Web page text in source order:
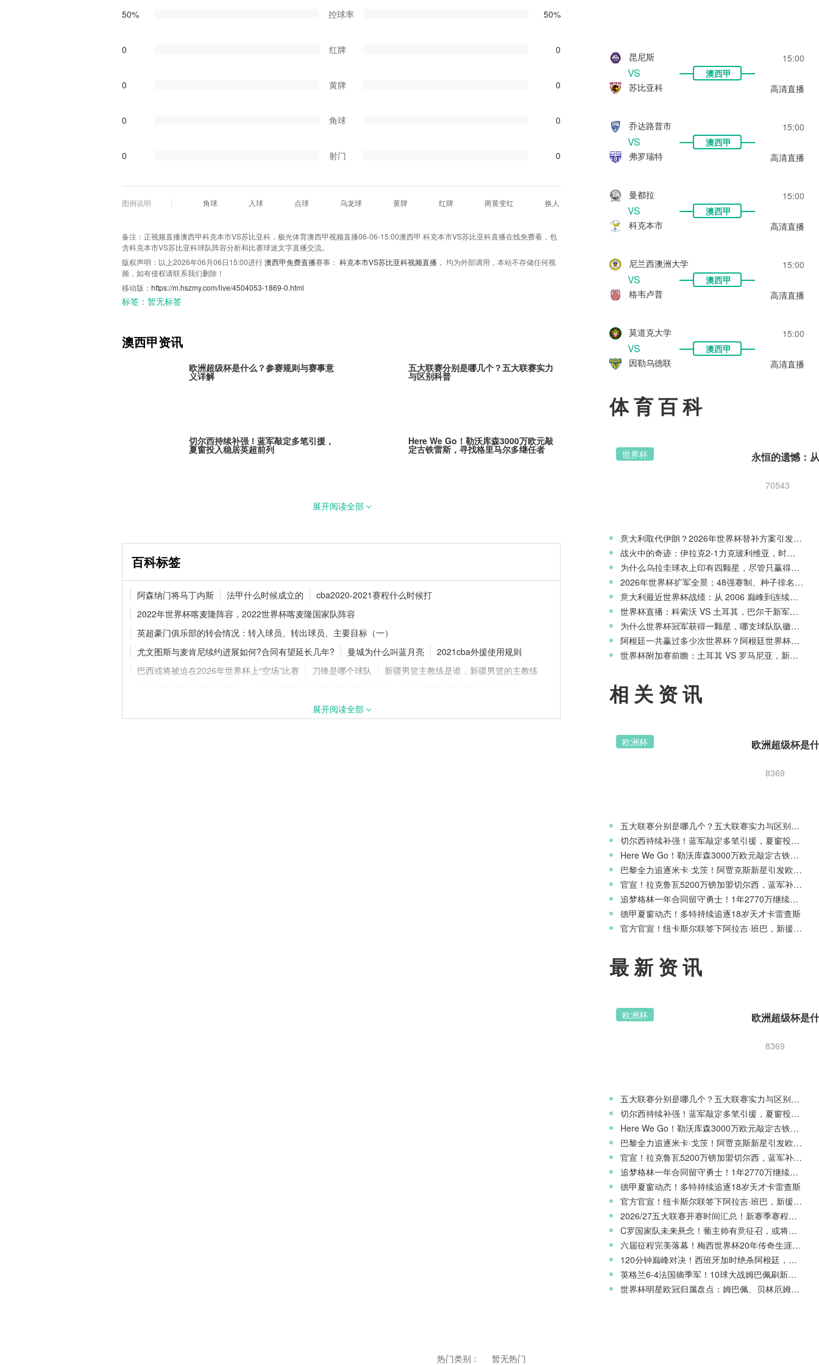
50% 控球率 50%
0 红牌 0
0 黄牌 0
0 角球 0
0 射门 0
图例说明 角球 入球 点球 乌龙球 黄牌 红牌 两黄变红 换人
备注：正视频直播澳西甲科克本市VS苏比亚科，极光体育澳西甲视频直播06-06-15:00澳西甲 科克本市VS苏比亚科直播在线免费看，包
含科克本市VS苏比亚科球队阵容分析和比赛球迷文字直播交流。
版权声明：以上2026年06月06日15:00进行澳西甲免费直播赛事： 科克本市VS苏比亚科视频直播 ， 均为外部调用，本站不存储任何视
频，如有侵权请联系我们删除！
移动版： https://m.hszmy.com/live/4504053-1869-0.html
标签： 暂无标签
澳西甲资讯
欧洲超级杯是什么？参赛规则与赛事意
义详解
五大联赛分别是哪几个？五大联赛实力
与区别科普
切尔西持续补强！蓝军敲定多笔引援，
夏窗投入稳居英超前列
Here We Go！勒沃库森3000万欧元敲
定古铁雷斯，寻找格里马尔多继任者
巴黎全力追逐米卡·戈茨！阿贾克斯新星
追梦格林一年合同留守勇士！1年2770万
继续搭档库里 卡雷查斯
官方官宣！纽卡斯尔联签下阿拉吉·班
巴，新援身披8号战袍
2026/27五大联赛开赛时间汇总！新赛季
赛程官宣
展开阅读全部
百科标签
阿森纳门将马丁内斯 法甲什么时候成立的
cba2020-2021赛程什么时候打
2022年世界杯喀麦隆阵容，2022世界杯喀麦隆国家队阵容
英超豪门俱乐部的转会情况：转入球员、转出球员、主要目标（一）
尤文图斯与麦肯尼续约进展如何?合同有望延长几年?
曼城为什么叫蓝月亮
2021cba外援使用规则
巴西或将被迫在2026年世界杯上“空场”比赛
刀锋是哪个球队
新疆男篮主教练是谁，新疆男篮的主教练
湖人队现任主教练是谁，湖人队主教练沃格尔下课了吗
展开阅读全部
昆尼斯 15:00
VS
澳西甲
苏比亚科
高清直播
乔达路普市 15:00
VS
澳西甲
弗罗瑞特
高清直播
曼都拉 15:00
VS
澳西甲
科克本市
高清直播
尼兰西澳洲大学 15:00
VS
澳西甲
格韦卢普
高清直播
莫道克大学 15:00
VS
澳西甲
因勒乌德联
高清直播
体育百科
世界杯
70543
意大利取代伊朗？2026年世界杯替补方案引发争议
战火中的奇迹：伊拉克2-1力克玻利维亚，时隔40年重返世界杯舞台
为什么乌拉圭球衣上印有四颗星，尽管只赢得两次世界杯冠军？
2026年世界杯扩军全景：48强赛制、种子排名与淘汰赛新规则
意大利最近世界杯战绩：从 2006 巅峰到连续三届无缘正赛的沉沦
世界杯直播：科索沃 VS 土耳其，巴尔干新军迎战星月军团
为什么世界杯冠军获得一颗星，哪支球队队徽上星星最多？
阿根廷一共赢过多少次世界杯？阿根廷世界杯历史战绩一览
世界杯附加赛前瞻：土耳其 VS 罗马尼亚，新月之星主场冲击世界杯
相关资讯
欧洲杯
8369
五大联赛分别是哪几个？五大联赛实力与区别科普
切尔西持续补强！蓝军敲定多笔引援，夏窗投入稳居英超前列
Here We Go！勒沃库森3000万欧元敲定古铁雷斯，寻找格里马尔多继任者
巴黎全力追逐米卡·戈茨！阿贾克斯新星引发欧冠豪门争夺
官宣！拉克鲁瓦5200万镑加盟切尔西，蓝军补强后防线
追梦格林一年合同留守勇士！1年2770万继续搭档库里
德甲夏窗动态！多特持续追逐18岁天才卡雷查斯
官方官宣！纽卡斯尔联签下阿拉吉·班巴，新援身披8号战袍
最新资讯
欧洲杯
8369
五大联赛分别是哪几个？五大联赛实力与区别科普
切尔西持续补强！蓝军敲定多笔引援，夏窗投入稳居英超前列
Here We Go！勒沃库森3000万欧元敲定古铁雷斯，寻找格里马尔多继任者
巴黎全力追逐米卡·戈茨！阿贾克斯新星引发欧冠豪门争夺
官宣！拉克鲁瓦5200万镑加盟切尔西，蓝军补强后防线
追梦格林一年合同留守勇士！1年2770万继续搭档库里
德甲夏窗动态！多特持续追逐18岁天才卡雷查斯
官方官宣！纽卡斯尔联签下阿拉吉·班巴，新援身披8号战袍
2026/27五大联赛开赛时间汇总！新赛季赛程官宣
C罗国家队未来悬念！葡主帅有意征召，或将出战欧国联
六届征程完美落幕！梅西世界杯20年传奇生涯完整回顾
120分钟巅峰对决！西班牙加时绝杀阿根廷，斩获2026世界杯冠军
英格兰6-4法国摘季军！10球大战姆巴佩刷新世界杯纪录
世界杯明星欧冠归属盘点：姆巴佩、贝林厄姆新赛季欧战前景
热门类别： 暂无热门